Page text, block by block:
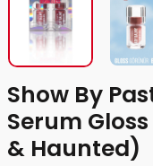
Show By
Serum
& Haunted)